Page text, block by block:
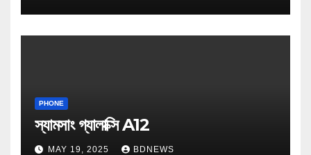
PHONE
স্যামসাং গ্যালাক্সি A12
MAY 19, 2025 BDNEWS